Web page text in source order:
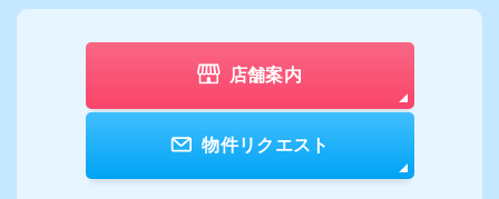
店舗案内
物件リクエスト